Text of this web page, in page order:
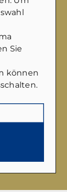
Sie die
ernst.
streng
dass
Sie
können